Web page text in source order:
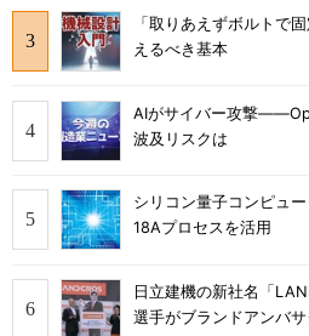
「取りあえずボルトで
えるべき基本
AIがサイバー攻撃
波及リスクは
シリコン量子コンピュ
18Aプロセスを活用
日立建機の新社名「
選手がブランドアンバ